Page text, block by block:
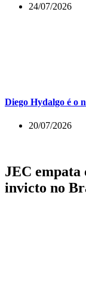
24/07/2026
Diego Hydalgo é o
20/07/2026
JEC empata
invicto no